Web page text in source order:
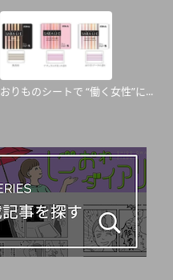
おりものシートで “働く女性”に...